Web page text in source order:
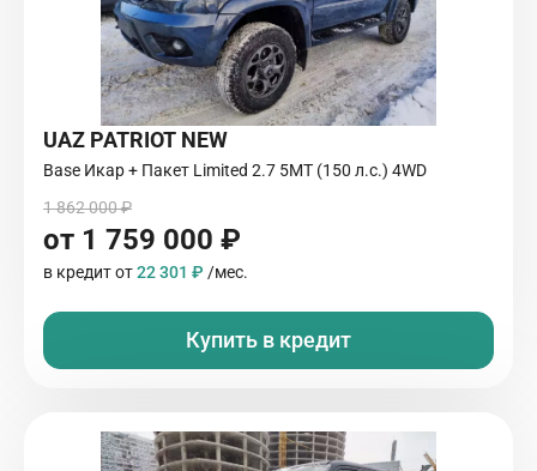
UAZ PATRIOT NEW
Base Икар + Пакет Limited 2.7 5МТ (150 л.с.) 4WD
1 862 000 ₽
от 1 759 000 ₽
в кредит от22 301 ₽ /мес.
Купить в кредит